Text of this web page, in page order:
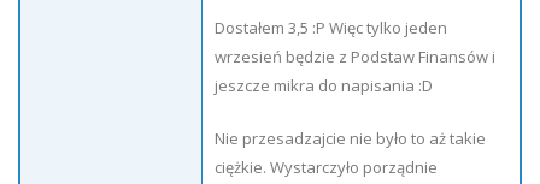
Dostałem 3,5 :P Więc tylko jeden
wrzesień będzie z Podstaw Finansów i
jeszcze mikra do napisania :D
Nie przesadzajcie nie było to aż takie
ciężkie. Wystarczyło porządnie